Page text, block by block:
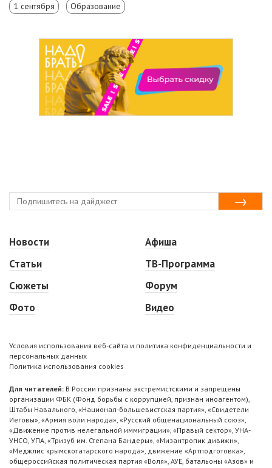
1 сентября Образование
Новости
Статьи
Сюжеты
Фото
Афиша
ТВ-Программа
Форум
Видео
Условия использования веб-сайта и политика конфиденциальности и
персональных данных
Политика использования cookies
Для читателей: В России признаны экстремистскими и запрещены
организации ФБК (Фонд борьбы с коррупцией, признан иноагентом),
Штабы Навального, «Национал-большевистская партия», «Свидетели
Иеговы», «Армия воли народа», «Русский общенациональный союз»,
«Движение против нелегальной иммиграции», «Правый сектор», УНА-
УНСО, УПА, «Тризуб им. Степана Бандеры», «Мизантропик дивижн»,
«Меджлис крымскотатарского народа», движение «Артподготовка»,
общероссийская политическая партия «Воля», АУЕ, батальоны «Азов» и